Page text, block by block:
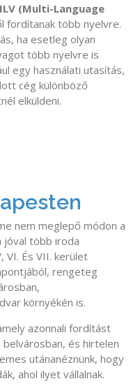
(Multi-Language
fordítanak több nyelvre.
ha esetleg olyan
több nyelvre is
egy használati utasítás,
cég különböző
elküldeni.
nem meglepő módon a
jóval több iroda
VI. És VII. kerület
rengeteg
környékén is.
azonnali fordítást
és hirtelen
utánanéznünk, hogy
ahol ilyet vállalnak.